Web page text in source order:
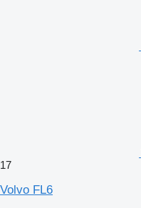
17
Volvo FL6